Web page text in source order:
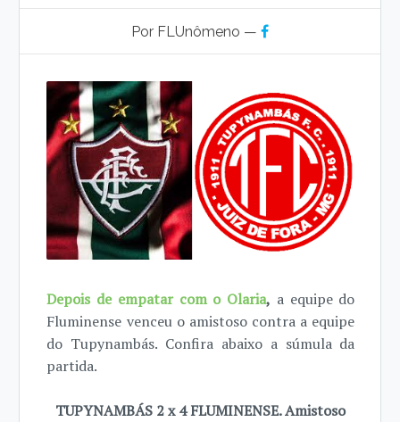
Por FLUnômeno —
Depois de empatar com o Olaria, a equipe do
Fluminense venceu o amistoso contra a equipe
do Tupynambás. Confira abaixo a súmula da
partida.
TUPYNAMBÁS 2 x 4 FLUMINENSE. Amistoso